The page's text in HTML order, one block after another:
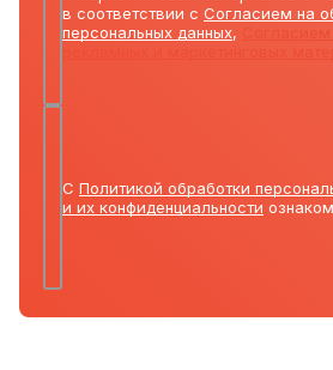
в соответствии с Согласием на
персональных данных,
С Политикой обработки
и их конфиденциальности